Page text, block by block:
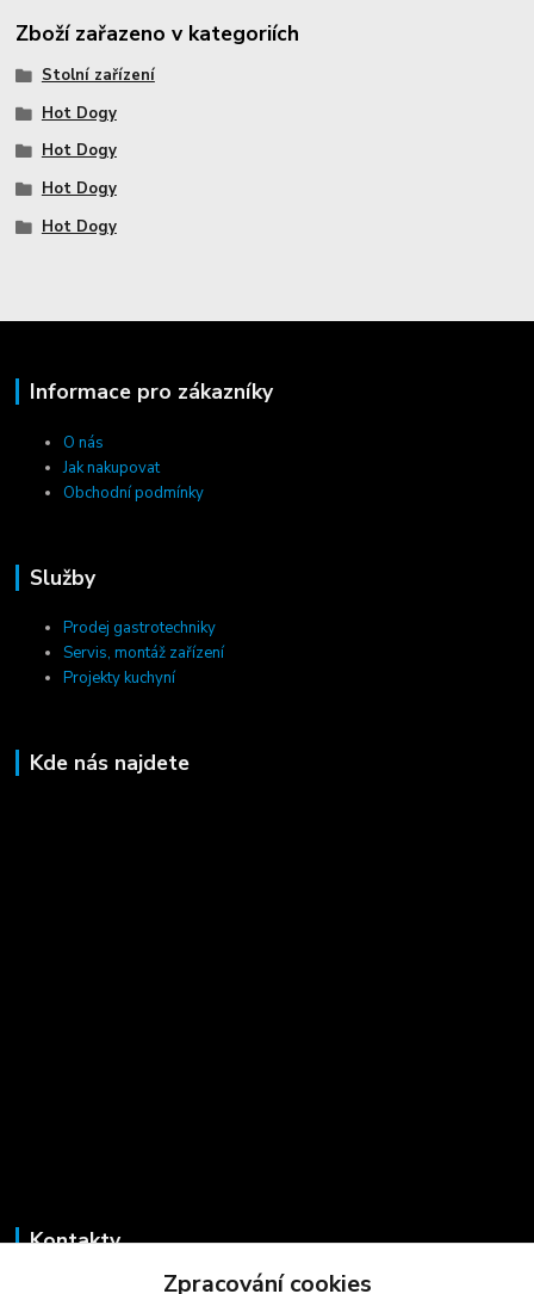
Zboží zařazeno v kategoriích
Stolní zařízení
Hot Dogy
Hot Dogy
Hot Dogy
Hot Dogy
Informace pro zákazníky
O nás
Jak nakupovat
Obchodní podmínky
Služby
Prodej gastrotechniky
Servis, montáž zařízení
Projekty kuchyní
Kde nás najdete
Kontakty
Zpracování cookies